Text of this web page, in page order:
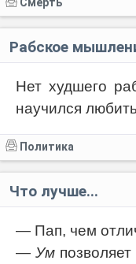
Рабское
Нет худшего
научился
Политика
Что лучше...
— Пап, чем
— Ум